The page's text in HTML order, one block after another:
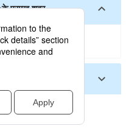
प्रमुख शहर
शहरों में